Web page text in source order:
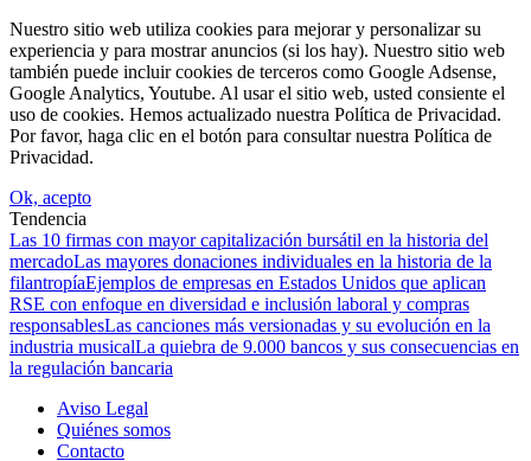
Nuestro sitio web utiliza cookies para mejorar y personalizar su
experiencia y para mostrar anuncios (si los hay). Nuestro sitio web
también puede incluir cookies de terceros como Google Adsense,
Google Analytics, Youtube. Al usar el sitio web, usted consiente el
uso de cookies. Hemos actualizado nuestra Política de Privacidad.
Por favor, haga clic en el botón para consultar nuestra Política de
Privacidad.
Ok, acepto
Tendencia
Las 10 firmas con mayor capitalización bursátil en la historia del
mercadoLas mayores donaciones individuales en la historia de la
filantropíaEjemplos de empresas en Estados Unidos que aplican
RSE con enfoque en diversidad e inclusión laboral y compras
responsablesLas canciones más versionadas y su evolución en la
industria musicalLa quiebra de 9.000 bancos y sus consecuencias en
la regulación bancaria
Aviso Legal
Quiénes somos
Contacto